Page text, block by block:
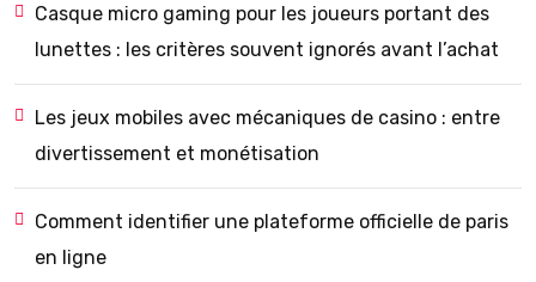
Casque micro gaming pour les joueurs portant des
lunettes : les critères souvent ignorés avant l’achat
Les jeux mobiles avec mécaniques de casino : entre
divertissement et monétisation
Comment identifier une plateforme officielle de paris
en ligne